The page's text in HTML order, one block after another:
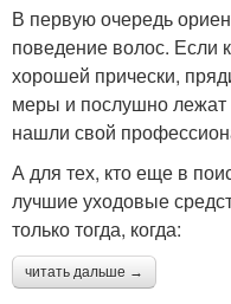
В первую очередь
поведение волос.
хорошей прически,
меры и послушно лежат
нашли свой
А для тех, кто еще в
лучшие уходовые
только тогда, когда:
читать дальше →